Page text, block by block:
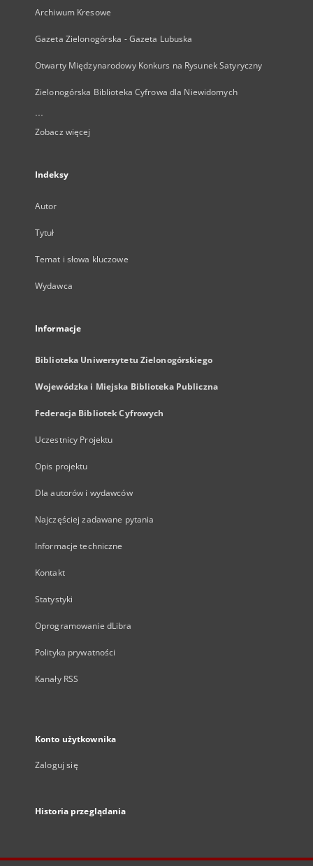
Archiwum Kresowe
Gazeta Zielonogórska - Gazeta Lubuska
Otwarty Międzynarodowy Konkurs na Rysunek Satyryczny
Zielonogórska Biblioteka Cyfrowa dla Niewidomych
...
Zobacz więcej
Indeksy
Autor
Tytuł
Temat i słowa kluczowe
Wydawca
Informacje
Biblioteka Uniwersytetu Zielonogórskiego
Wojewódzka i Miejska Biblioteka Publiczna
Federacja Bibliotek Cyfrowych
Uczestnicy Projektu
Opis projektu
Dla autorów i wydawców
Najczęściej zadawane pytania
Informacje techniczne
Kontakt
Statystyki
Oprogramowanie dLibra
Polityka prywatności
Kanały RSS
Konto użytkownika
Zaloguj się
Historia przeglądania